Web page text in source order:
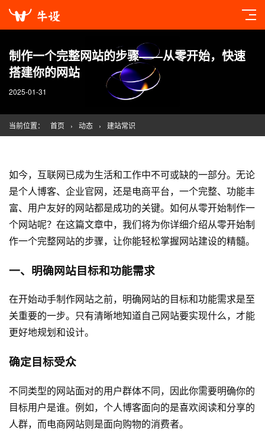
制作一个完整网站的步骤——从零开始，快速
搭建你的网站
2025-01-31
当前位置： 首页 › 动态 › 建站常识
如今，互联网已成为生活和工作中不可或缺的一部分。无论
是个人博客、企业官网，还是电商平台，一个完整、功能丰
富、用户友好的网站都是成功的关键。如何从零开始制作一
个网站呢？在这篇文章中，我们将为你详细介绍从零开始制
作一个完整网站的步骤，让你能轻松掌握网站建设的精髓。
一、明确网站目标和功能需求
在开始动手制作网站之前，明确网站的目标和功能需求是至
关重要的一步。只有清晰地知道自己网站要实现什么，才能
更好地规划和设计。
确定目标受众
不同类型的网站面对的用户群体不同，因此你需要明确你的
目标用户是谁。例如，个人博客面向的是喜欢阅读和分享的
人群，而电商网站则是面向购物的消费者。